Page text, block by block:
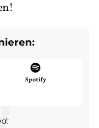
Spotify